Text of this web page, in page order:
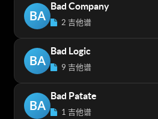
BA
Bad Company
2 吉他谱
BA
Bad Logic
9 吉他谱
BA
Bad Patate
1 吉他谱